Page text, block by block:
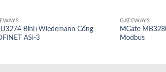
Bihl+Wiedemann Cổng
ASi-3
GATEWAYS
MGate
Modbus